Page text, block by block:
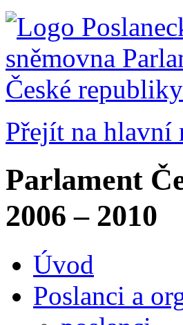
Přejít na hlavní
Parlament
2006 – 2010
Úvod
Poslanci a